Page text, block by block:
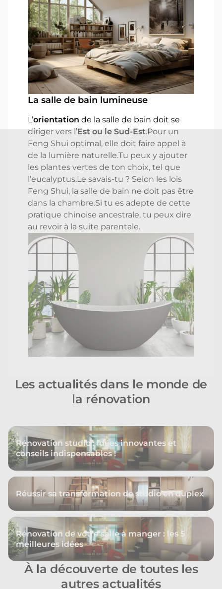
La salle de bain lumineuse
L’orientation de la salle de bain doit se
diriger vers l’Est ou le Sud-Est.Pour un
Feng Shui optimal, elle doit faire appel à
de la lumière naturelle.Tu peux y ajouter
les plantes vertes de ton choix, tel que
l’eucalyptus.Le savais-tu ? Selon les lois
Feng Shui, la salle de bain ne doit pas être
dans la chambre.Si tu es adepte de cette
pratique chinoise ancestrale, tu peux dire
au revoir à la suite parentale.
Les actualités dans le monde de
la rénovation
Rénovation studio : idées innovantes et
conseils indispensables !
Réussir sa transformation de studio en duplex
Rénovation de votre salle à manger : les 5
meilleures idées
À la découverte de toutes les
autres actualités